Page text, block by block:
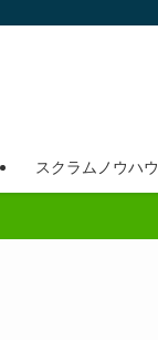
スクラムノウハウ